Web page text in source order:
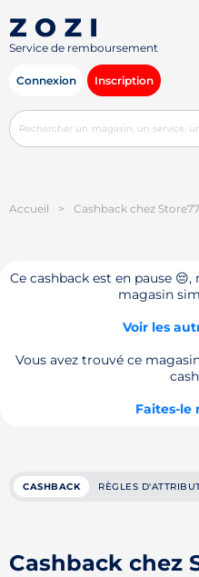
Service de remboursement
Connexion Inscription
Accueil > Cashback chez Store77
Ce cashback est en pause
magasin
Voir les
Vous avez trouvé ce
Faites-le
CASHBACK RÈGLES
Cashback chez